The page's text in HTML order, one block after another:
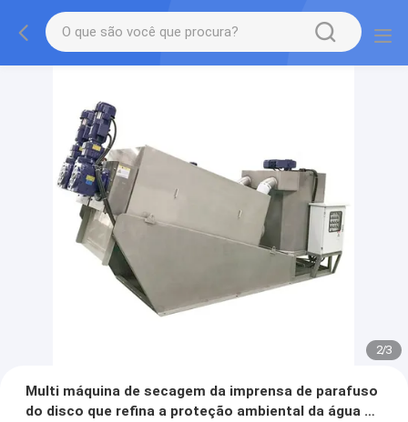
2/3
Multi máquina de secagem da imprensa de parafuso
do disco que refina a proteção ambiental da água de